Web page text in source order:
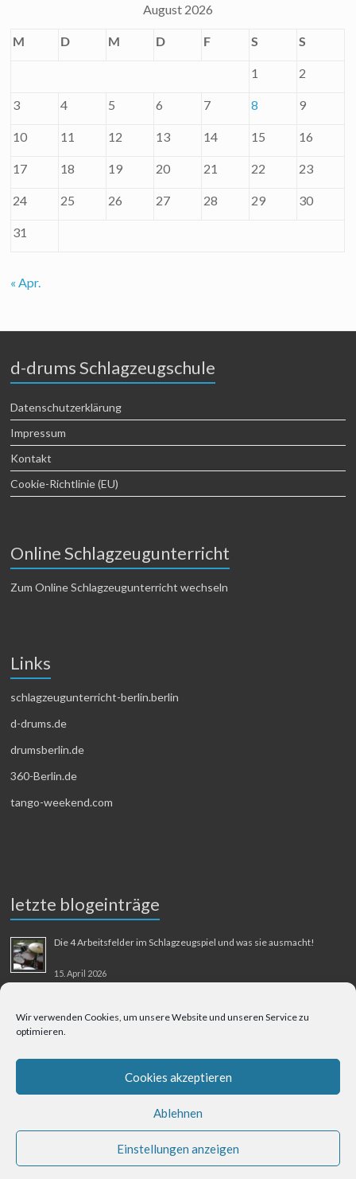
Wir verwenden Cookies, um unsere Website und unseren Service zu
optimieren.
Cookies akzeptieren
Ablehnen
Einstellungen anzeigen
August 2026
M D M D F S S
1 2
3 4 5 6 7 8 9
10 11 12 13 14 15 16
17 18 19 20 21 22 23
24 25 26 27 28 29 30
31
« Apr.
d-drums Schlagzeugschule
Datenschutzerklärung
Impressum
Kontakt
Cookie-Richtlinie (EU)
Online Schlagzeugunterricht
Zum Online Schlagzeugunterricht wechseln
Links
schlagzeugunterricht-berlin.berlin
d-drums.de
drumsberlin.de
360-Berlin.de
tango-weekend.com
letzte blogeinträge
Die 4 Arbeitsfelder im Schlagzeugspiel und was sie ausmacht!
15. April 2026
31. August 2025
Berliner Flughafen Tegel – Berlin-Bangkok